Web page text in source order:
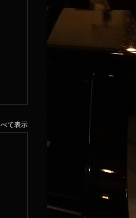
て表示